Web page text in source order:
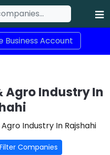
Business Account
Agro Industry In
Industry In Rajshahi
Filter Companies